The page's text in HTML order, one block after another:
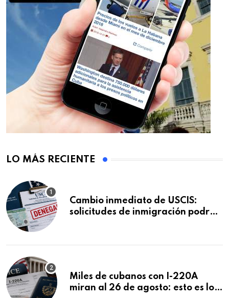
LO MÁS RECIENTE
Cambio inmediato de USCIS:
solicitudes de inmigración podrán
Miles de cubanos con I-220A
miran al 26 de agosto: esto es lo